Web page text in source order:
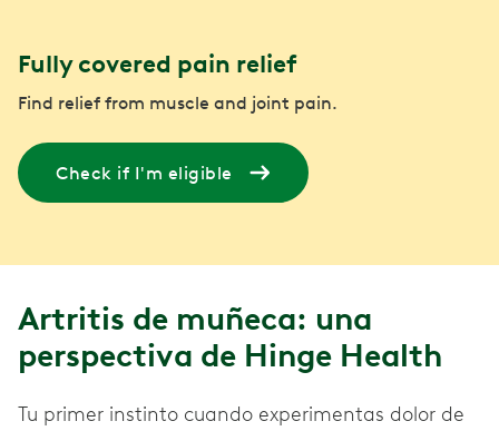
Fully covered pain relief
Find relief from muscle and joint pain.
Check if I'm eligible
Artritis de muñeca: una
perspectiva de Hinge Health
Tu primer instinto cuando experimentas dolor de